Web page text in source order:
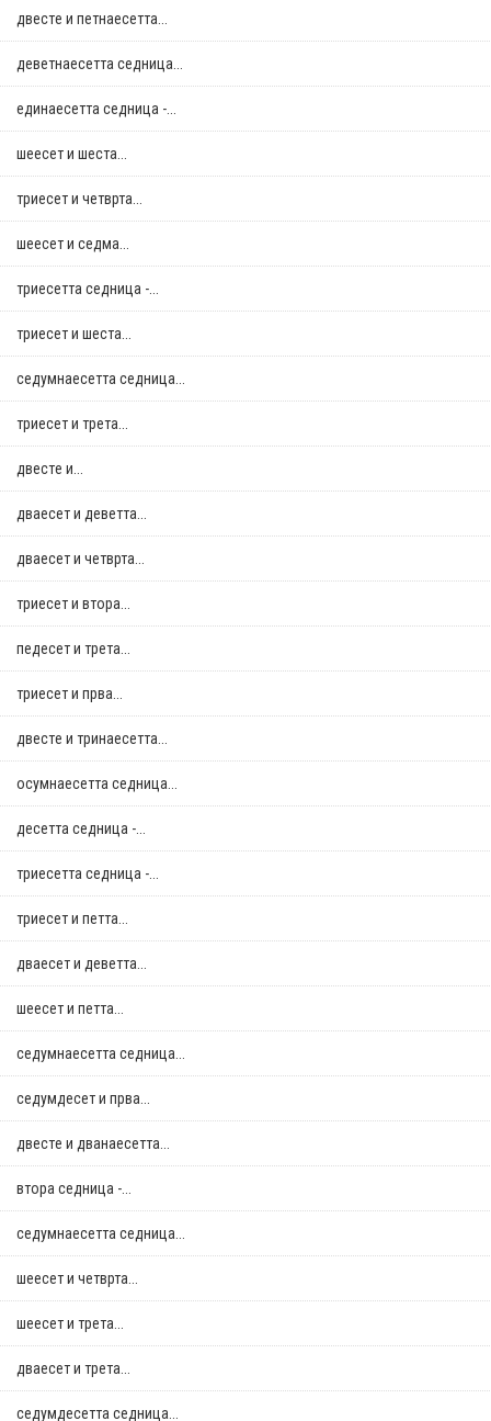
двестe и петнаесетта...
деветнаесетта седница...
единаесетта седница -...
шеесет и шеста...
триесет и четврта...
шеесет и седма...
триесетта седница -...
триесет и шеста...
седумнаесетта седница...
триесет и трета...
двестe и...
дваесет и деветта...
дваесет и четврта...
триесет и втора...
педесет и трета...
триесет и прва...
двестe и тринаесетта...
осумнaесетта седница...
десетта седница -...
триесетта седница -...
триесет и петта...
дваесет и деветта...
шеесет и петта...
седумнаесетта седница...
седумдесет и прва...
двестe и дванаесетта...
втора седница -...
седумнаесетта седница...
шеесет и четврта...
шеесет и трета...
дваесет и трета...
седумдесетта седница...